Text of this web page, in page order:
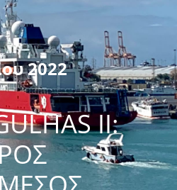
2022
II: